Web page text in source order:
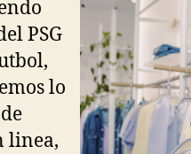
PSG
lo
linea,